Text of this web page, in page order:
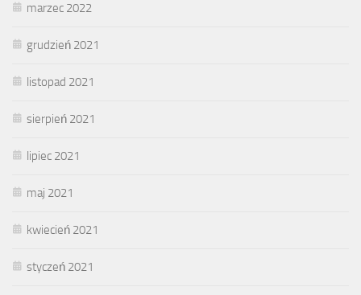
marzec 2022
grudzień 2021
listopad 2021
sierpień 2021
lipiec 2021
maj 2021
kwiecień 2021
styczeń 2021